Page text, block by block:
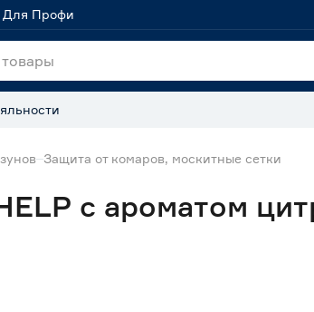
Для Профи
Защита от комаров, москитные сетки
с ароматом